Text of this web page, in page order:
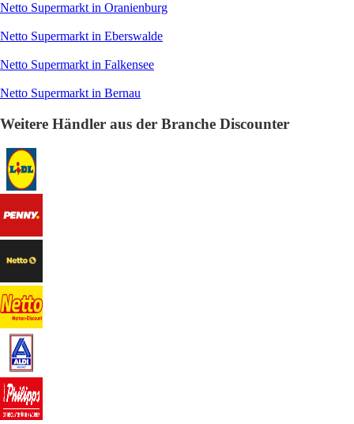
Netto Supermarkt in Oranienburg
Netto Supermarkt in Eberswalde
Netto Supermarkt in Falkensee
Netto Supermarkt in Bernau
Weitere Händler aus der Branche Discounter